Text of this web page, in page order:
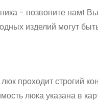
- позвоните нам!
изделий могут
проходит строгий
люка указана в